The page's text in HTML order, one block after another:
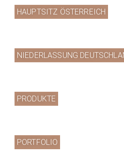
HAUPTSITZ ÖSTERREICH
NIEDERLASSUNG
PRODUKTE
PORTFOLIO